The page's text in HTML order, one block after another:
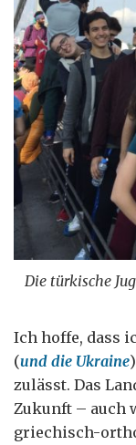
Die türkische
Ich hoffe, dass
(und die Ukraine
zulässt. Das
Zukunft – auch
griechisch-